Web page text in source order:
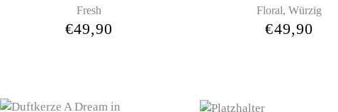
Fresh
€49,90
Floral,Würzig
€49,90